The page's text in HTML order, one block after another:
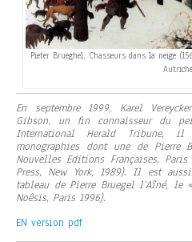
Pieter Brueghel, Chasseurs dans la neige
En septembre 1999, Karel
Gibson, un fin connaisseur du
International Herald Tribune, il
monographies dont une de Pierre
Nouvelles Editions Françaises,
Press, New York, 1989). Il est aussi
tableau de Pierre Bruegel l’Aîné,
Noêsis, Paris 1996).
EN version pdf